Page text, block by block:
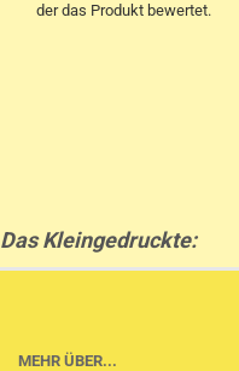
der das Produkt bewertet.
Das Kleingedruckte:
MEHR ÜBER...